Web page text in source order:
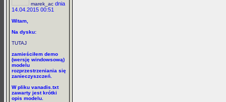
marek_ac dnia
14.04.2015 00:51
Witam,
Na dysku:
TUTAJ
zamieściłem demo
(wersję windowsową)
modelu
rozprzestrzeniania się
zanieczyszczeń.
W pliku vanadis.txt
zawarty jest krótki
opis modelu.